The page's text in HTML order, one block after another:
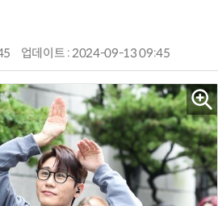
업데이트 : 2024-09-13 09:45